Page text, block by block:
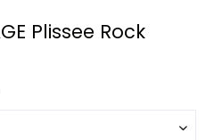
Plissee Rock